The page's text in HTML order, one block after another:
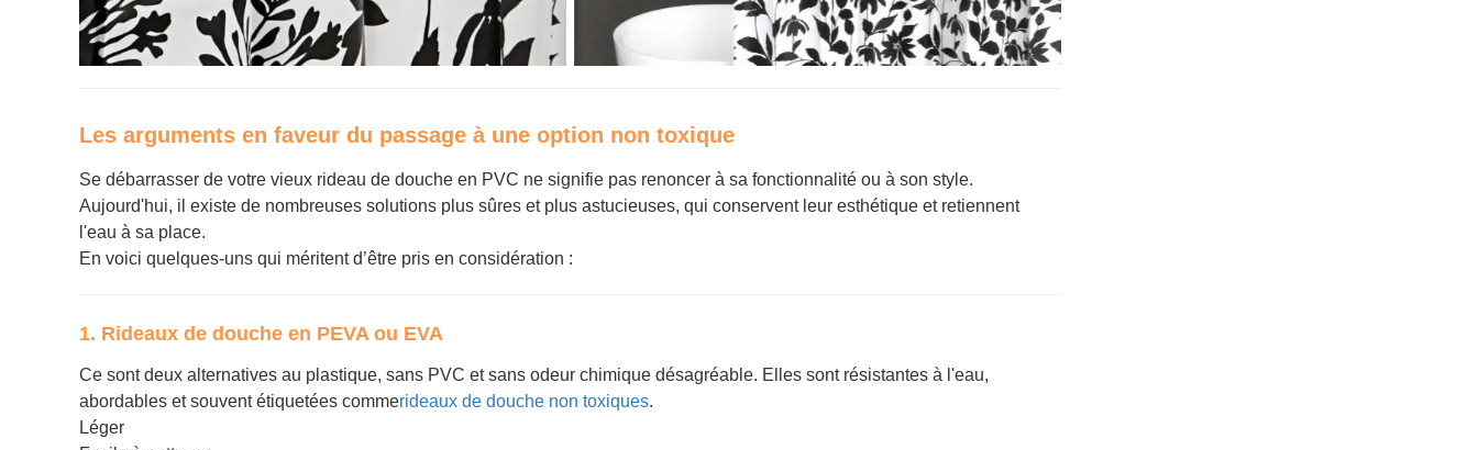
Les arguments en faveur du passage à une option non toxique
Se débarrasser de votre vieux rideau de douche en PVC ne signifie pas renoncer à sa fonctionnalité ou à son style.
Aujourd'hui, il existe de nombreuses solutions plus sûres et plus astucieuses, qui conservent leur esthétique et retiennent
l'eau à sa place.
En voici quelques-uns qui méritent d’être pris en considération :
1. Rideaux de douche en PEVA ou EVA
Ce sont deux alternatives au plastique, sans PVC et sans odeur chimique désagréable. Elles sont résistantes à l'eau,
abordables et souvent étiquetées commerideaux de douche non toxiques.
Léger